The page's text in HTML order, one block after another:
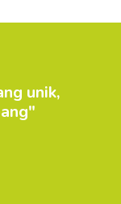
unik,